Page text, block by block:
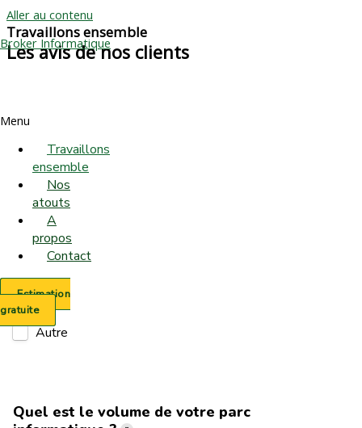
Aller au contenu
Broker Informatique
Menu
Travaillons
ensemble
Nos
atouts
A
propos
Contact
Estimation
gratuite
Travaillons ensemble
Les avis de nos clients